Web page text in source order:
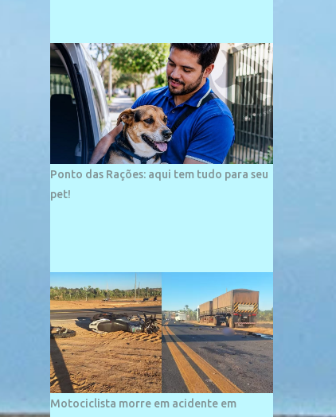
vizinhos. O bairro onde se localiza a praia é
palco de amplos investimentos e projetos
grandiosos como hotéis, pousadas e
residências de veraneio de grande porte. O
maior empreendimento fixado nessa área é
o SESC Praia, inaugurado em 12 de julho de
1996. Com arquitetura moderna,...
Ponto das Rações: aqui tem tudo para seu
pet!
Motociclista morre em acidente em